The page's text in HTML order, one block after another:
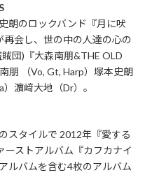
朗のロックバンド『月に吠
再会し、世の中の人達の心の
団)『大森南朋&THE OLD
朋 （Vo, Gt, Harp）塚本史朗
濵﨑大地（Dr）。
スタイルで 2012年『愛する
ストアルバム『カフカナイ
ルバムを含む4枚のアルバム